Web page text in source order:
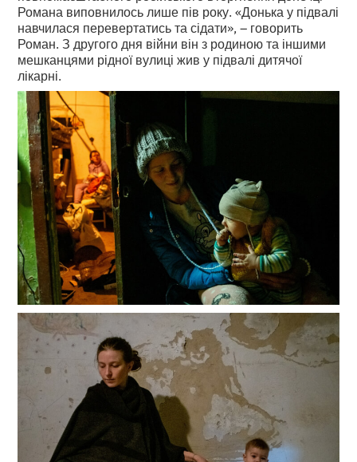
Романа виповнилось лише пів року. «Донька у підвалі
навчилася перевертатись та сідати», – говорить
Роман. З другого дня війни він з родиною та іншими
мешканцями рідної вулиці жив у підвалі дитячої
лікарні.